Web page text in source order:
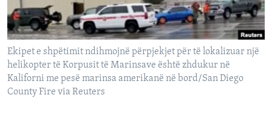
INTERVISTA
DITARI
Ekipet e shpëtimit ndihmojnë përpjekjet për të lokalizuar një
helikopter të Korpusit të Marinsave është zhdukur në
Kaliforni me pesë marinsa amerikanë në bord/San Diego
County Fire via Reuters